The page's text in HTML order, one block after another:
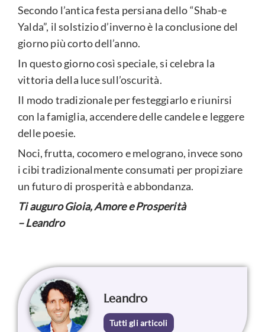
Secondo l’antica festa persiana dello “Shab-e
Yalda”, il solstizio d’inverno è la conclusione del
giorno più corto dell’anno.
In questo giorno così speciale, si celebra la
vittoria della luce sull’oscurità.
Il modo tradizionale per festeggiarlo e riunirsi
con la famiglia, accendere delle candele e leggere
delle poesie.
Noci, frutta, cocomero e melograno, invece sono
i cibi tradizionalmente consumati per propiziare
un futuro di prosperità e abbondanza.
Ti auguro Gioia, Amore e Prosperità
– Leandro
Leandro
Tutti gli articoli